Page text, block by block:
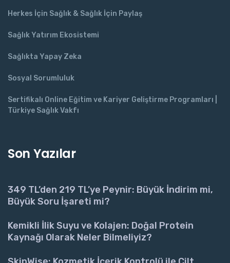
Herkes İçin Sağlık & Sağlık İçin Paylaş
Sağlık Yatırım Ekosistemi
Sağlıkta Yapay Zeka
Sosyal Sorumluluk
Sertifikalı Online Eğitim ve Kariyer Geliştirme Programları |
Türkiye Sağlık Vakfı
Son Yazılar
349 TL’den 219 TL’ye Peynir: Büyük İndirim mi,
Büyük Soru İşareti mi?
Kemikli İlik Suyu ve Kolajen: Doğal Protein
Kaynağı Olarak Neler Bilmeliyiz?